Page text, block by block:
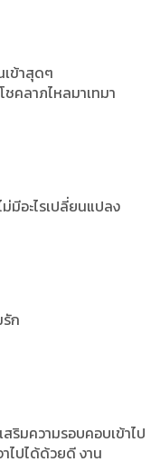
เข้าสุดๆ
คลาภไหลมาเทมา
มีอะไรเปลี่ยนแปลง
ก
ริมความรอบคอบเข้าไป
ไปได้ด้วยดี งาน